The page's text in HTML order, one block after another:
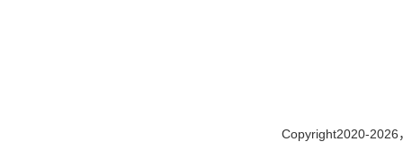
Copyright2020-2026